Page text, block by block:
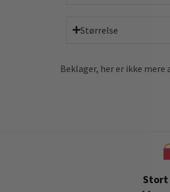
Størrelse
Beklager, her er ikke mere
Stort